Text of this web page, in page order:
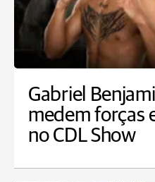
Gabriel
medem forças
no CDL Show